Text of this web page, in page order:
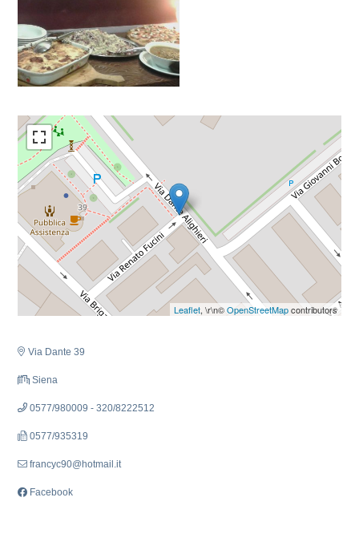
Leaflet, \r\n©OpenStreetMapcontributors
Via Dante 39
Siena
0577/980009 - 320/8222512
0577/935319
francyc90@hotmail.it
Facebook